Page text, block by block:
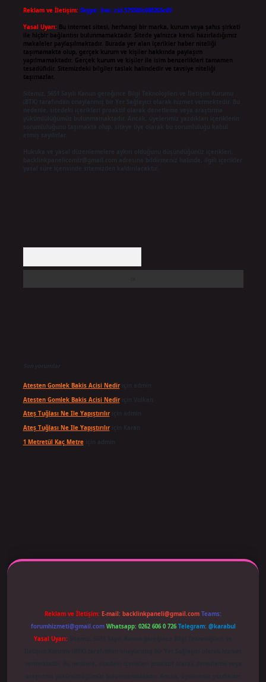
Reklam ve İletişim: Skype: live:.cid.575569c608265c69
Yasal Uyarı: Bu internet sitesi, herhangi bir marka, kurum veya şahıs şirketi
ile hiçbir bağlantısı bulunmamaktadır. Sitede yalnızca kendi hazırladığımız
makaleler paylaşılmaktadır. Burada yer alan içerikler haber niteliği
taşımamakta olup, gerçek kurum ve kişiler hakkında paylaşım
yapılmamaktadır. Gerçek kurum ve kişiler ile isim benzerlikleri tamamen
tesadüfidir. Sitemizdeki bilgiler taslak halindedir ve tavsiye niteliği
taşımazlar.
Sitemiz, 5651 Sayılı Kanun gereğince Bilgi Teknolojileri ve İletişim Kurumu
(BTK) tarafından onaylanmış bir Yer Sağlayıcı olarak hizmet vermektedir. Bu
nedenle, sitedeki içerikleri proaktif olarak denetleme veya araştırma
yükümlülüğümüz bulunmamaktadır. Ancak, üyelerimiz yazdıkları içeriklerin
Hukuka ve yasal düzenlemelere aykırı olduğunu düşündüğünüz içerikleri,
Son yorumlar
Atesten Gomlek Bakis Acisi Nediriçin
Atesten Gomlek Bakis Acisi Nediriçin
Ateş Tuğlası Ne Ile Yapıştırılıriçin
Ateş Tuğlası Ne Ile Yapıştırılıriçin
1 Metretül Kaç Metreiçin
Reklam ve İletişim: E-mail: backlinkpaneli@gmail.com Teams:
forumhizmeti@gmail.com Whatsapp: 0262 606 0 726 Telegram: @karabul
Yasal Uyarı: